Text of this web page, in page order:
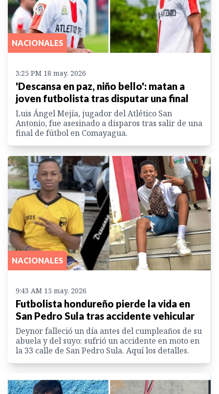
NACIONALES
3:25 PM 18 may. 2026
'Descansa en paz, niño bello': matan a
joven futbolista tras disputar una final
Luis Ángel Mejía, jugador del Atlético San
Antonio, fue asesinado a disparos tras salir de una
final de fútbol en Comayagua.
NACIONALES
9:43 AM 15 may. 2026
Futbolista hondureño pierde la vida en
San Pedro Sula tras accidente vehicular
Deynor falleció un día antes del cumpleaños de su
abuela y del suyo: sufrió un accidente en moto en
la 33 calle de San Pedro Sula. Aquí los detalles.